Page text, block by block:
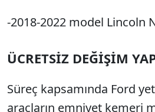
-2018-2022 model Lincoln
ÜCRETSİZ DEĞİŞİM
Süreç kapsamında Ford
araçların emniyet kemeri